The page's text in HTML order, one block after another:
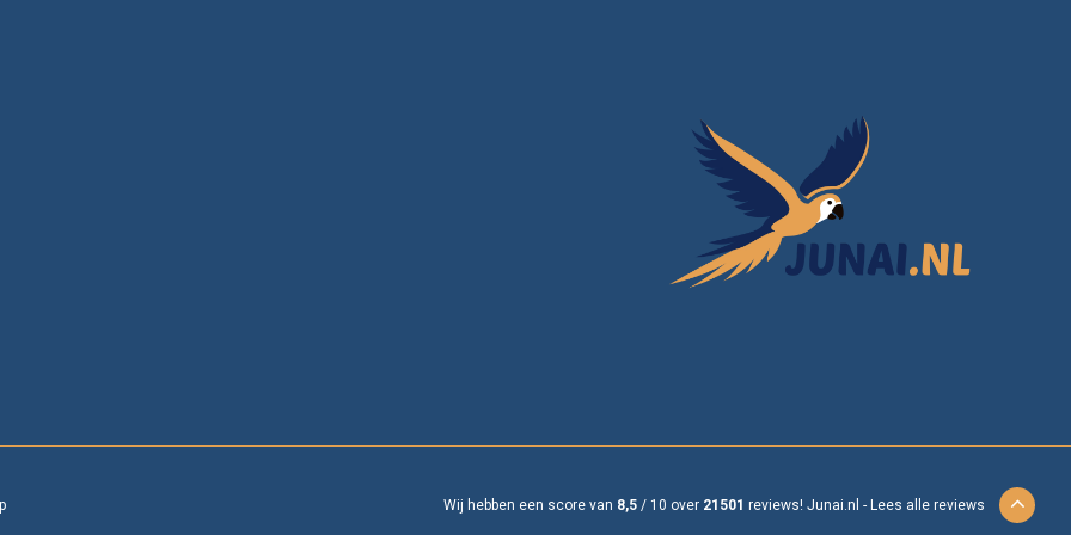
Wij hebben een score van 8,5 / 10 over 21501 reviews! Junai.nl - Lees alle reviews